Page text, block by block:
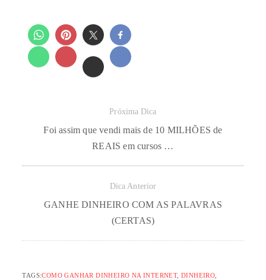
Próxima Dica
Foi assim que vendi mais de 10 MILHÕES de
REAIS em cursos …
Dica Anterior
GANHE DINHEIRO COM AS PALAVRAS
(CERTAS)
TAGS:COMO GANHAR DINHEIRO NA INTERNET,DINHEIRO